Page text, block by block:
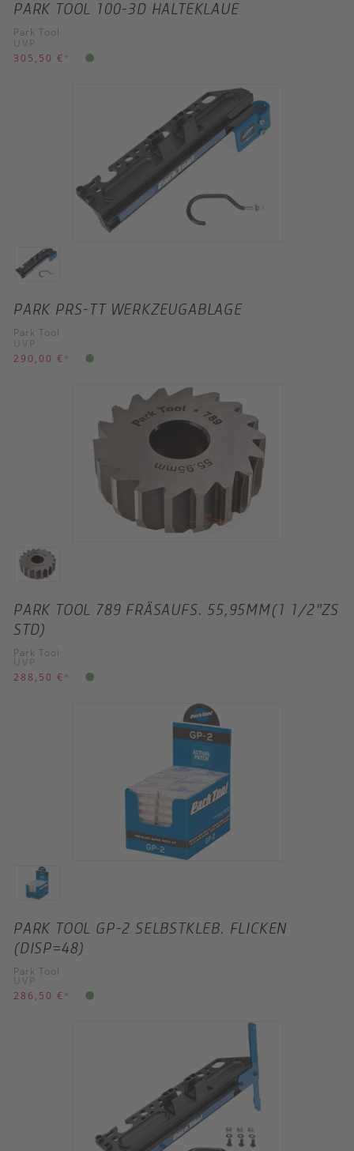
PARK TOOL 100-3D HALTEKLAUE
Park Tool
UVP
305,50 € *
PARK PRS-TT WERKZEUGABLAGE
Park Tool
UVP
290,00 € *
PARK TOOL 789 FRÄSAUFS. 55,95MM(1 1/2"ZS
STD)
Park Tool
UVP
288,50 € *
PARK TOOL GP-2 SELBSTKLEB. FLICKEN
(DISP=48)
Park Tool
UVP
286,50 € *